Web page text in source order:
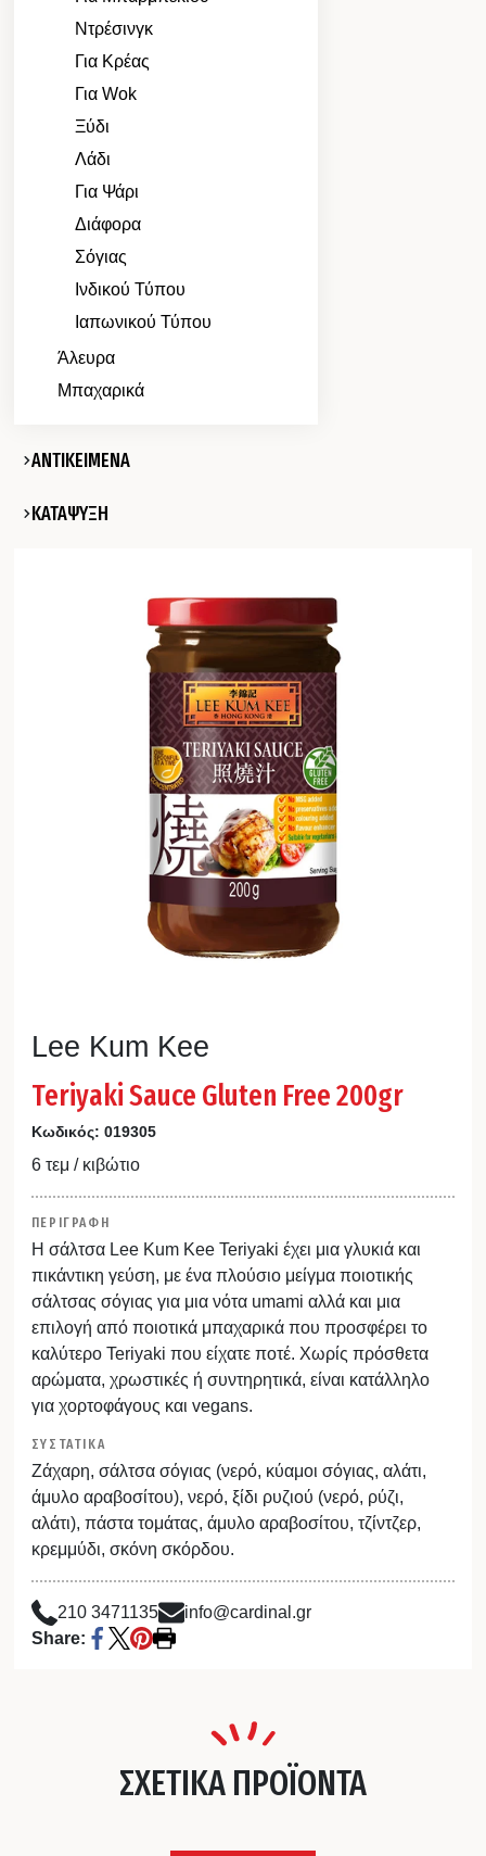
Ντρέσινγκ
Για Κρέας
Για Wok
Ξύδι
Λάδι
Για Ψάρι
Διάφορα
Σόγιας
Ινδικού Τύπου
Ιαπωνικού Τύπου
Άλευρα
Μπαχαρικά
ΑΝΤΙΚΕΙΜΕΝΑ
ΚΑΤΑΨΥΞΗ
Lee Kum Kee
Teriyaki Sauce Gluten Free 200gr
Κωδικός: 019305
6 τεμ / κιβώτιο
ΠΕΡΙΓΡΑΦΗ
Η σάλτσα Lee Kum Kee Teriyaki έχει μια γλυκιά και
πικάντικη γεύση, με ένα πλούσιο μείγμα ποιοτικής
σάλτσας σόγιας για μια νότα umami αλλά και μια
επιλογή από ποιοτικά μπαχαρικά που προσφέρει το
καλύτερο Teriyaki που είχατε ποτέ. Χωρίς πρόσθετα
αρώματα, χρωστικές ή συντηρητικά, είναι κατάλληλο
για χορτοφάγους και vegans.
ΣΥΣΤΑΤΙΚΑ
Ζάχαρη, σάλτσα σόγιας (νερό, κύαμοι σόγιας, αλάτι,
άμυλο αραβοσίτου), νερό, ξίδι ρυζιού (νερό, ρύζι,
αλάτι), πάστα τομάτας, άμυλο αραβοσίτου, τζίντζερ,
κρεμμύδι, σκόνη σκόρδου.
210 3471135
info@cardinal.gr
Share:
ΣΧΕΤΙΚΑ ΠΡΟΪΟΝΤΑ